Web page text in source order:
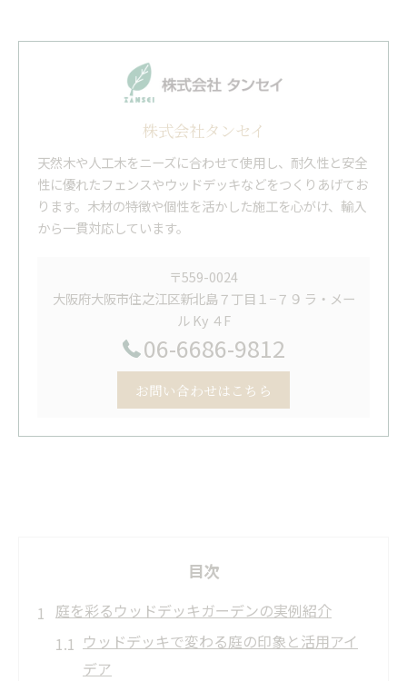
株式会社タンセイ
天然木や人工木をニーズに合わせて使用し、耐久性と安全
性に優れたフェンスやウッドデッキなどをつくりあげてお
ります。木材の特徴や個性を活かした施工を心がけ、輸入
から一貫対応しています。
〒559-0024
大阪府大阪市住之江区新北島７丁目１−７９ ラ・メー
ル Ky ４F
06-6686-9812
お問い合わせはこちら
目次
庭を彩るウッドデッキガーデンの実例紹介
ウッドデッキで変わる庭の印象と活用アイ
デア